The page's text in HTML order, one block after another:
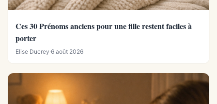
Ces 30 Prénoms anciens pour une fille restent faciles à
porter
Elise Ducrey·6 août 2026